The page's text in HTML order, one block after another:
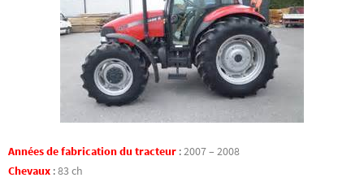
Années de fabrication du tracteur :2007 – 2008
Chevaux :83 ch